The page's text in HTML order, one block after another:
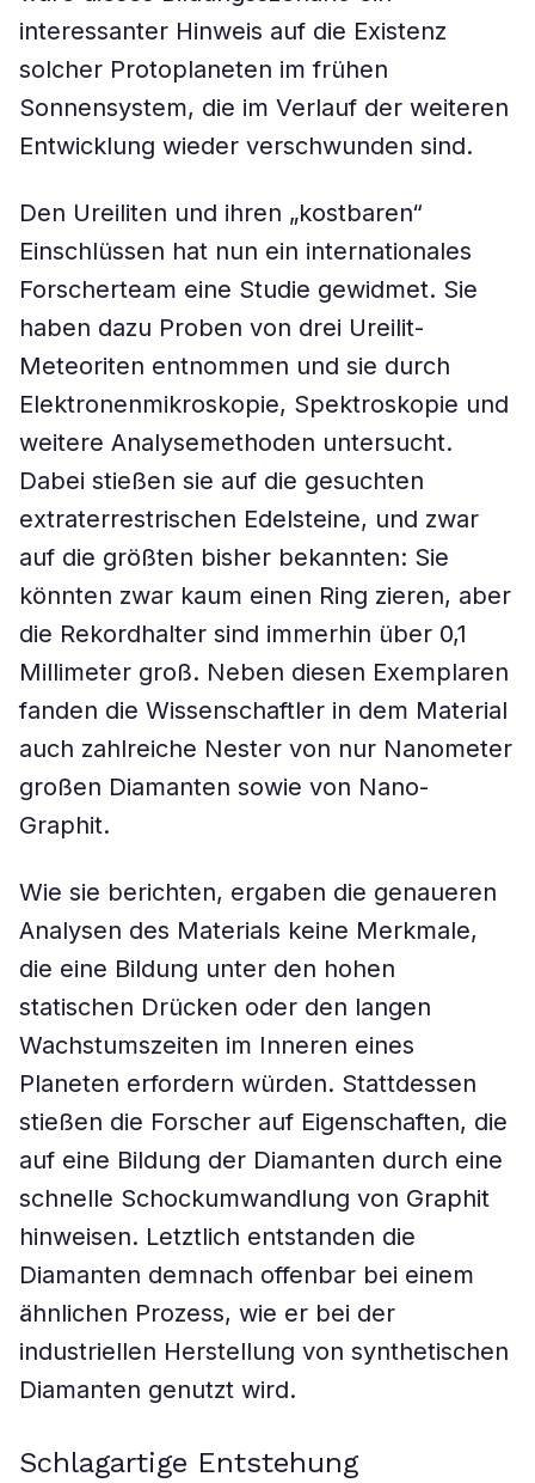
interessanter Hinweis auf die Existenz
solcher Protoplaneten im frühen
Sonnensystem, die im Verlauf der weiteren
Entwicklung wieder verschwunden sind.
Den Ureiliten und ihren „kostbaren“
Einschlüssen hat nun ein internationales
Forscherteam eine Studie gewidmet. Sie
haben dazu Proben von drei Ureilit-
Meteoriten entnommen und sie durch
Elektronenmikroskopie, Spektroskopie und
weitere Analysemethoden untersucht.
Dabei stießen sie auf die gesuchten
extraterrestrischen Edelsteine, und zwar
auf die größten bisher bekannten: Sie
könnten zwar kaum einen Ring zieren, aber
die Rekordhalter sind immerhin über 0,1
Millimeter groß. Neben diesen Exemplaren
fanden die Wissenschaftler in dem Material
auch zahlreiche Nester von nur Nanometer
großen Diamanten sowie von Nano-
Graphit.
Wie sie berichten, ergaben die genaueren
Analysen des Materials keine Merkmale,
die eine Bildung unter den hohen
statischen Drücken oder den langen
Wachstumszeiten im Inneren eines
Planeten erfordern würden. Stattdessen
stießen die Forscher auf Eigenschaften, die
auf eine Bildung der Diamanten durch eine
schnelle Schockumwandlung von Graphit
hinweisen. Letztlich entstanden die
Diamanten demnach offenbar bei einem
ähnlichen Prozess, wie er bei der
industriellen Herstellung von synthetischen
Diamanten genutzt wird.
Schlagartige Entstehung